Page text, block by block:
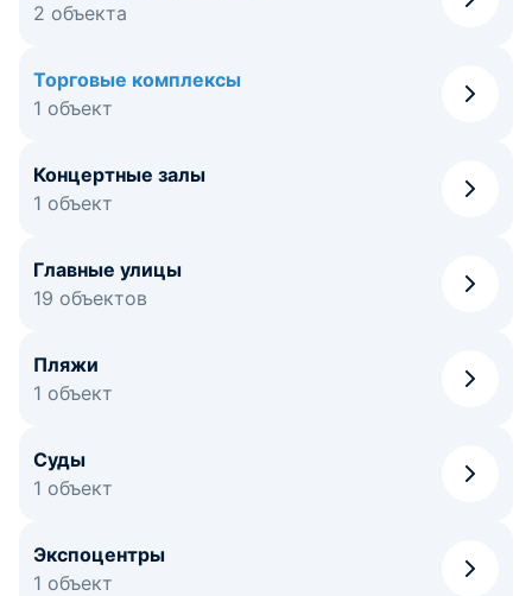
2 объекта
Торговые комплексы
1 объект
Концертные залы
1 объект
Главные улицы
19 объектов
Пляжи
1 объект
Суды
1 объект
Экспоцентры
1 объект